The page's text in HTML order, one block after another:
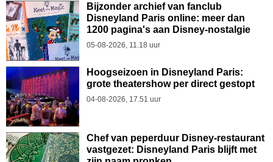
Bijzonder archief van fanclub
Disneyland Paris online: meer dan
1200 pagina's aan Disney-nostalgie
05-08-2026, 11.18 uur
Hoogseizoen in Disneyland Paris:
grote theatershow per direct gestopt
04-08-2026, 17.51 uur
Chef van peperduur Disney-restaurant
vastgezet: Disneyland Paris blijft met